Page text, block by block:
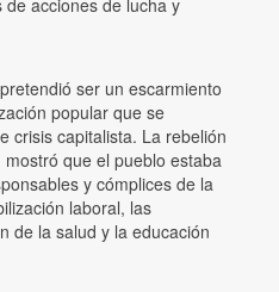
acciones de lucha y
pretendió ser un escarmiento
popular que se
crisis capitalista. La rebelión
que el pueblo estaba
y cómplices de la
laboral, las
de la salud y la educación